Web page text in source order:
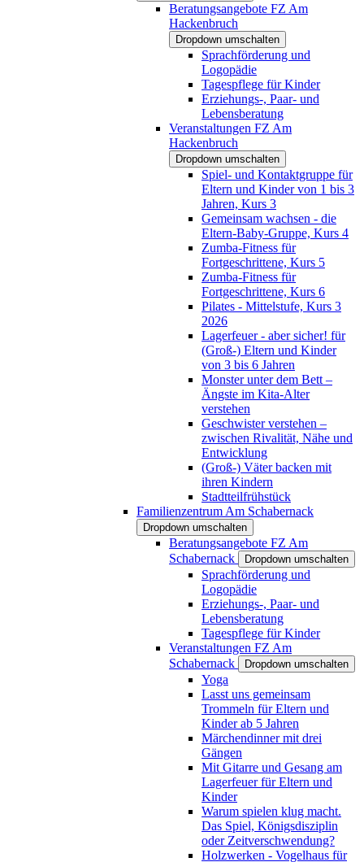
Beratungsangebote FZ Am
Hackenbruch
Dropdown umschalten
Sprachförderung und
Logopädie
Tagespflege für Kinder
Erziehungs-, Paar- und
Lebensberatung
Veranstaltungen FZ Am
Hackenbruch
Dropdown umschalten
Spiel- und Kontaktgruppe für
Eltern und Kinder von 1 bis 3
Jahren, Kurs 3
Gemeinsam wachsen - die
Eltern-Baby-Gruppe, Kurs 4
Zumba-Fitness für
Fortgeschrittene, Kurs 5
Zumba-Fitness für
Fortgeschrittene, Kurs 6
Pilates - Mittelstufe, Kurs 3
2026
Lagerfeuer - aber sicher! für
(Groß-) Eltern und Kinder
von 3 bis 6 Jahren
Monster unter dem Bett –
Ängste im Kita-Alter
verstehen
Geschwister verstehen –
zwischen Rivalität, Nähe und
Entwicklung
(Groß-) Väter backen mit
ihren Kindern
Stadtteilfrühstück
Familienzentrum Am Schabernack
Dropdown umschalten
Beratungsangebote FZ Am
Schabernack
Dropdown umschalten
Sprachförderung und
Logopädie
Erziehungs-, Paar- und
Lebensberatung
Tagespflege für Kinder
Veranstaltungen FZ Am
Schabernack
Dropdown umschalten
Yoga
Lasst uns gemeinsam
Trommeln für Eltern und
Kinder ab 5 Jahren
Märchendinner mit drei
Gängen
Mit Gitarre und Gesang am
Lagerfeuer für Eltern und
Kinder
Warum spielen klug macht.
Das Spiel, Königsdisziplin
oder Zeitverschwendung?
Holzwerken - Vogelhaus für